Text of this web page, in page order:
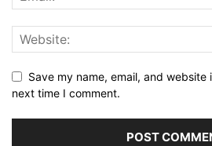
Save my name, email, and
next time I comment.